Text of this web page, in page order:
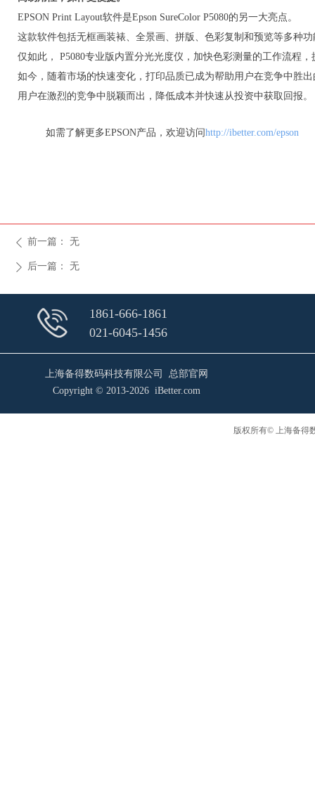
EPSON Print Layout软件是Epson SureColor P5080的另一大亮点。
这款软件包括无框画装裱、全景画、拼版、色彩复制和预览等多种
仅如此， P5080专业版内置分光光度仪，加快色彩测量的工作流程
如今，随着市场的快速变化，打印品质已成为帮助用户在竞争中胜
用户在激烈的竞争中脱颖而出，降低成本并快速从投资中获取回报。
如需了解更多EPSON产品，欢迎访问http://ibetter.com/epson
ꄴ 前一篇： 无
ꄲ 后一篇： 无
上海备得数码科技有限公司 总部官网
Copyright © 2013-2026 iBetter.com
1861-666-1861
021-6045-1456
版权所有© 上海备得